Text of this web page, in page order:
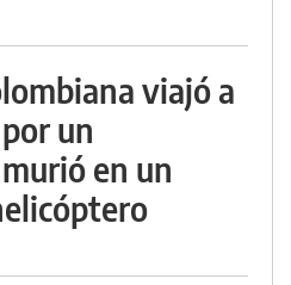
viajó a
un
en un